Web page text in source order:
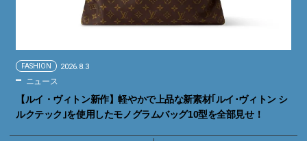
FASHION 2026.8.3
ニュース
【ルイ・ヴィトン新作】軽やかで上品な新素材｢ルイ･ヴィトン シ
ルクテック｣を使用したモノグラムバッグ10型を全部見せ！